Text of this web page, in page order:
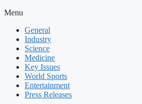
Menu
General
Industry
Science
Medicine
Key Issues
World Sports
Entertainment
Press Releases